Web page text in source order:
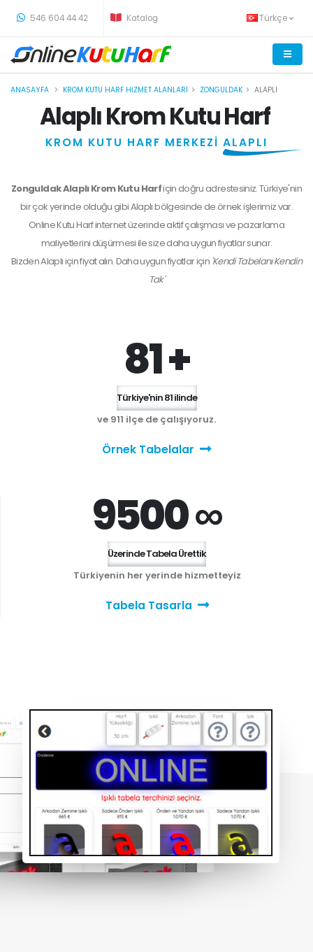
546 604 44 42 Katalog Türkçe
ANASAYFA KROM KUTU HARF HIZMET ALANLARI ZONGULDAK ALAPLI
Alaplı Krom Kutu Harf
KROM KUTU HARF MERKEZİ ALAPLI
Zonguldak Alaplı Krom Kutu Harfiçin doğru adrestesiniz. Türkiye'nin
bir çok yerinde olduğu gibi Alaplı bölgesinde de örnek işlerimiz var.
Online Kutu Harf internet üzerinde aktif çalışması ve pazarlama
maliyetlerini düşürmesi ile size daha uygun fiyatlar sunar.
BizdenAlaplıiçin fiyat alın. Daha uygun fiyatlar için 'Kendi Tabelanı Kendin
Tak'
81 +
Türkiye'nin 81 ilinde
ve 911 ilçe de çalışıyoruz.
Örnek Tabelalar
9500 ∞
Üzerinde Tabela Ürettik
Türkiyenin her yerinde hizmetteyiz
Tabela Tasarla